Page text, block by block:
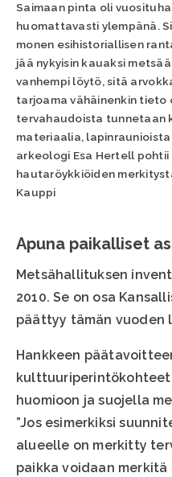
Saimaan pinta oli
huomattavasti ylempänä.
monen esihistoriallisen
jää nykyisin kauaksi
vanhempi löytö, sitä
tarjoama vähäinenkin tieto
tervahaudoista tunnetaan
materiaalia, lapinraunioista
arkeologi Esa Hertell pohtii
hautaröykkiöiden
Kauppi
Apuna paikalliset
Metsähallituksen
2010. Se on osa
päättyy tämän vuoden
Hankkeen
huomioon ja suojella
”Jos esimerkiksi
alueelle on merkitty
paikka voidaan